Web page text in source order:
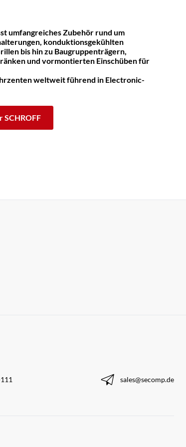
umfangreiches Zubehör rund um
konduktionsgekühlten
bis hin zu Baugruppenträgern,
und vormontierten Einschüben für
weltweit führend in Electronic-
SCHROFF
sales@secomp.de